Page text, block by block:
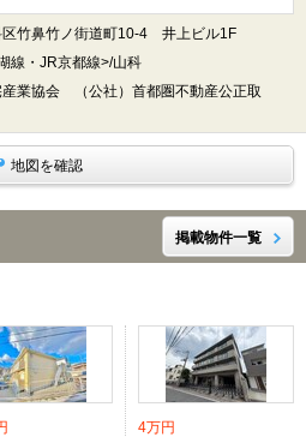
区竹鼻竹ノ街道町10-4 井上ビル1F
線・JR京都線>/山科
産業協会 （公社）首都圏不動産公正取
地図を確認
掲載物件一覧
4万円